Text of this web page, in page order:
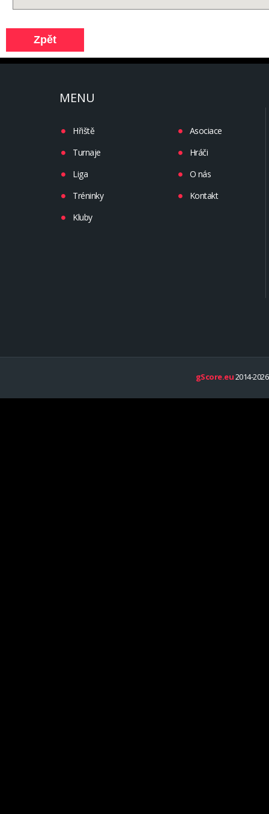
MENU
Hřiště
Turnaje
Liga
Tréninky
Kluby
Asociace
Hráči
O nás
Kontakt
gScore.eu2014-